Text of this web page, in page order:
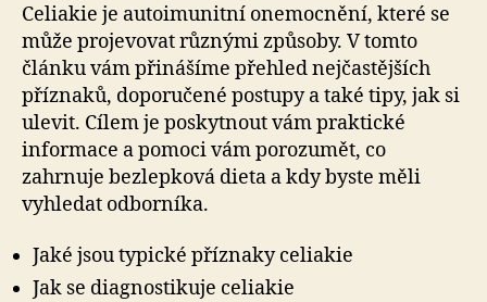
Celiakie je autoimunitní onemocnění, které se
může projevovat různými způsoby. V tomto
článku vám přinášíme přehled nejčastějších
příznaků, doporučené postupy a také tipy, jak si
ulevit. Cílem je poskytnout vám praktické
informace a pomoci vám porozumět, co
zahrnuje bezlepková dieta a kdy byste měli
vyhledat odborníka.
Jaké jsou typické příznaky celiakie
Jak se diagnostikuje celiakie